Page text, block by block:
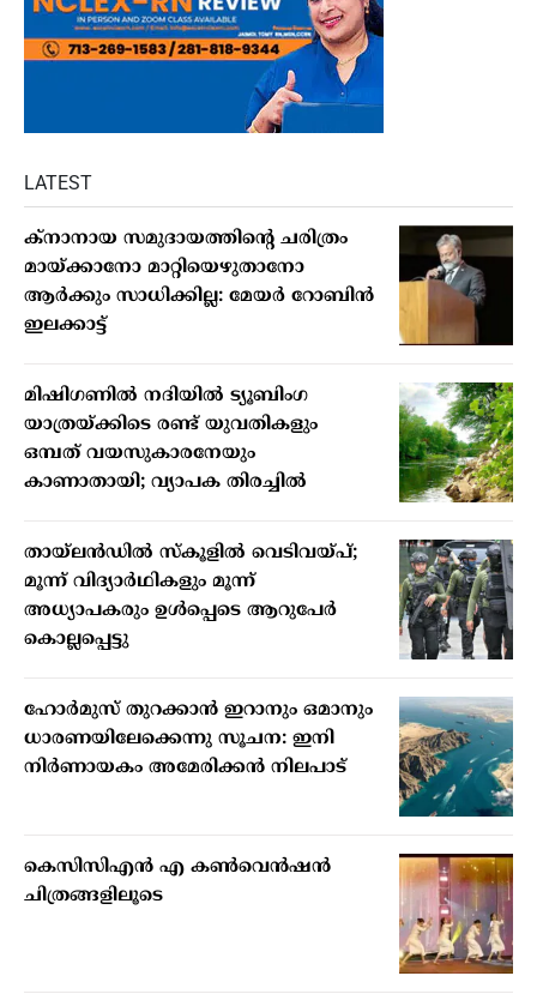
LATEST
ക്നാനായ സമുദായത്തിന്റെ ചരിത്രം
മായ്ക്കാനോ മാറ്റിയെഴുതാനോ
ആർക്കും സാധിക്കില്ല: മേയർ റോബിൻ
ഇലക്കാട്ട്
മിഷിഗണില്‍ നദിയില്‍ ട്യൂബിംഗ
യാത്രയ്ക്കിടെ രണ്ട് യുവതികളും
ഒമ്പത് വയസുകാരനേയും
കാണാതായി; വ്യാപക തിരച്ചില്‍
തായ്ലന്‍ഡില്‍ സ്‌കൂളില്‍ വെടിവയ്പ്;
മൂന്ന് വിദ്യാര്‍ഥികളും മൂന്ന്
അധ്യാപകരും ഉള്‍പ്പെടെ ആറുപേര്‍
കൊല്ലപ്പെട്ടു
ഹോര്‍മുസ് തുറക്കാന്‍ ഇറാനും ഒമാനും
ധാരണയിലേക്കെന്നു സൂചന: ഇനി
നിര്‍ണായകം അമേരിക്കന്‍ നിലപാട്
കെസിസിഎൻ എ കൺവെൻഷൻ
ചിത്രങ്ങളിലൂടെ